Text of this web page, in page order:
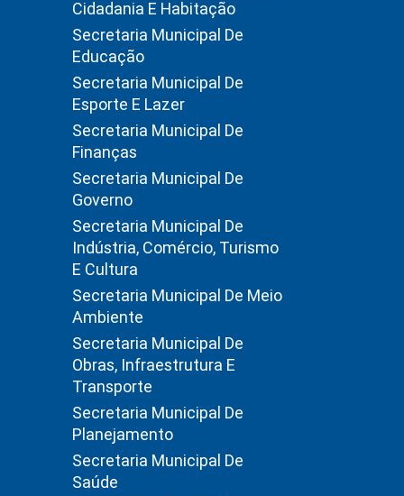
Cidadania E Habitação
Secretaria Municipal De
Educação
Secretaria Municipal De
Esporte E Lazer
Secretaria Municipal De
Finanças
Secretaria Municipal De
Governo
Secretaria Municipal De
Indústria, Comércio, Turismo
E Cultura
Secretaria Municipal De Meio
Ambiente
Secretaria Municipal De
Obras, Infraestrutura E
Transporte
Secretaria Municipal De
Planejamento
Secretaria Municipal De
Saúde